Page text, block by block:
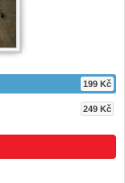
199 Kč
249 Kč